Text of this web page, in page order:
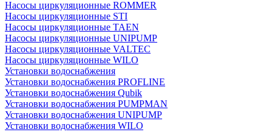
Насосы циркуляционные ROMMER
Насосы циркуляционные STI
Насосы циркуляционные TAEN
Насосы циркуляционные UNIPUMP
Насосы циркуляционные VALTEC
Насосы циркуляционные WILO
Установки водоснабжения
Установки водоснабжения PROFLINE
Установки водоснабжения Qubik
Установки водоснабжения PUMPMAN
Установки водоснабжения UNIPUMP
Установки водоснабжения WILO